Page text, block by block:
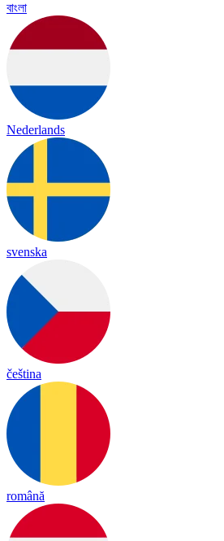
বাংলা
Nederlands
svenska
čeština
română